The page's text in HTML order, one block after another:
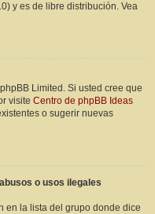
y es de libre distribución. Vea
Limited. Si usted cree que
visite Centro de phpBB Ideas
o sugerir nuevas
o usos ilegales
en la lista del grupo donde dice